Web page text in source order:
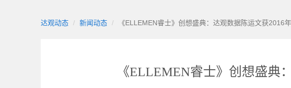
达观动态 新闻动态 《ELLEMEN睿士》创想盛典：达观数据陈运文获2016
《ELLEMEN睿士》创想盛典